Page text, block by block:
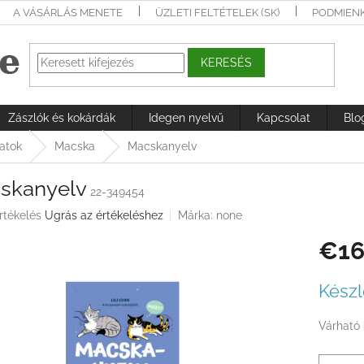
A VÁSÁRLÁS MENETE ÜZLETI FELTÉTELEK (SK)
KERESÉS
Zászlók és kokárdák Idegen nyelvű Kapcsolat
Macska Macskanyelv
22-349454
Ugrás az értékeléshez Márka: none
Várható